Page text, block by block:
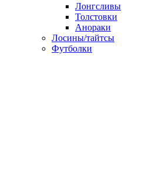
Лонгсливы
Толстовки
Анораки
Лосины/тайтсы
Футболки